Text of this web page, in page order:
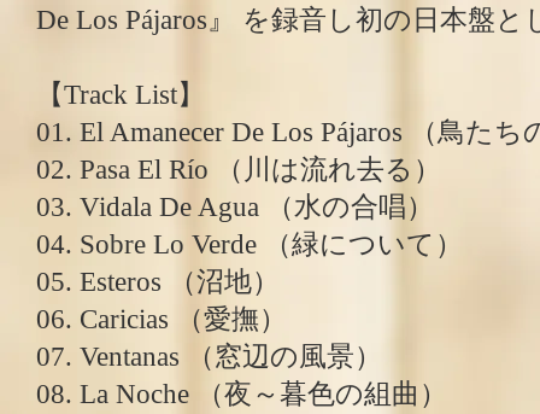
De Los Pájaros』 を録音し初の日本盤
【Track List】
01. El Amanecer De Los Pájaros （鳥た
02. Pasa El Río （川は流れ去る）
03. Vidala De Agua （水の合唱）
04. Sobre Lo Verde （緑について）
05. Esteros （沼地）
06. Caricias （愛撫）
07. Ventanas （窓辺の風景）
08. La Noche （夜～暮色の組曲）